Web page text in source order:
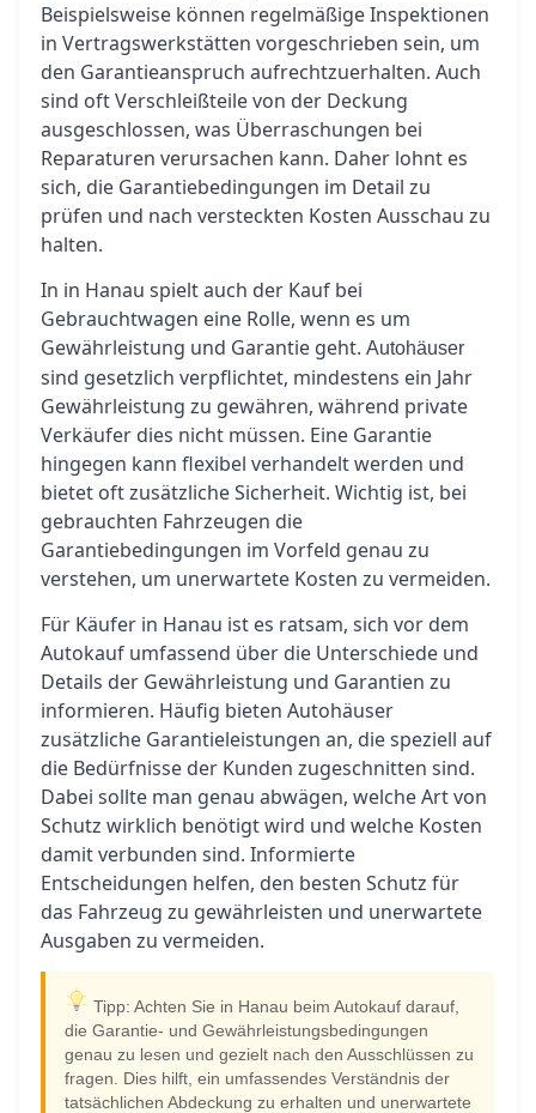
Beispielsweise können regelmäßige Inspektionen
in Vertragswerkstätten vorgeschrieben sein, um
den Garantieanspruch aufrechtzuerhalten. Auch
sind oft Verschleißteile von der Deckung
ausgeschlossen, was Überraschungen bei
Reparaturen verursachen kann. Daher lohnt es
sich, die Garantiebedingungen im Detail zu
prüfen und nach versteckten Kosten Ausschau zu
halten.
In in Hanau spielt auch der Kauf bei
Gebrauchtwagen eine Rolle, wenn es um
Gewährleistung und Garantie geht. Autohäuser
sind gesetzlich verpflichtet, mindestens ein Jahr
Gewährleistung zu gewähren, während private
Verkäufer dies nicht müssen. Eine Garantie
hingegen kann flexibel verhandelt werden und
bietet oft zusätzliche Sicherheit. Wichtig ist, bei
gebrauchten Fahrzeugen die
Garantiebedingungen im Vorfeld genau zu
verstehen, um unerwartete Kosten zu vermeiden.
Für Käufer in Hanau ist es ratsam, sich vor dem
Autokauf umfassend über die Unterschiede und
Details der Gewährleistung und Garantien zu
informieren. Häufig bieten Autohäuser
zusätzliche Garantieleistungen an, die speziell auf
die Bedürfnisse der Kunden zugeschnitten sind.
Dabei sollte man genau abwägen, welche Art von
Schutz wirklich benötigt wird und welche Kosten
damit verbunden sind. Informierte
Entscheidungen helfen, den besten Schutz für
das Fahrzeug zu gewährleisten und unerwartete
Ausgaben zu vermeiden.
Tipp: Achten Sie in Hanau beim Autokauf darauf,
die Garantie- und Gewährleistungsbedingungen
genau zu lesen und gezielt nach den Ausschlüssen zu
fragen. Dies hilft, ein umfassendes Verständnis der
tatsächlichen Abdeckung zu erhalten und unerwartete